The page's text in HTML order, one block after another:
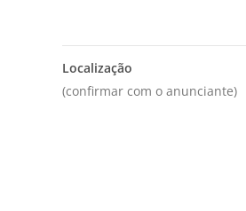
Localização
(confirmar com o anunciante)